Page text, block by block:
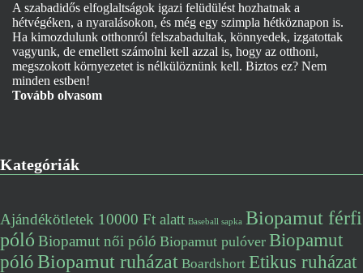
A szabadidős elfoglaltságok igazi felüdülést hozhatnak a
hétvégéken, a nyaralásokon, és még egy szimpla hétköznapon is.
Ha kimozdulunk otthonról felszabadultak, könnyedek, izgatottak
vagyunk, de emellett számolni kell azzal is, hogy az otthoni,
megszokott környezetet is nélkülöznünk kell. Biztos ez? Nem
minden estben!
Tovább olvasom
Kategóriák
Ajándékötletek 10000 Ft alatt Baseball sapka Biopamut férfi
póló Biopamut női póló Biopamut pulóver Biopamut
pólóBiopamut ruházat Boardshort Etikus ruházat